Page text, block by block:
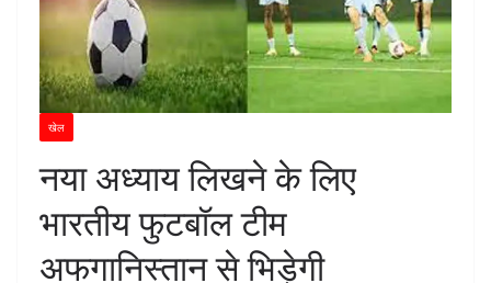
खेल
नया अध्याय लिखने के लिए
भारतीय फुटबॉल टीम
अफगानिस्तान से भिड़ेगी